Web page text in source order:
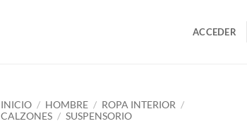
ACCEDER
INICIO / HOMBRE / ROPA INTERIOR /
CALZONES / SUSPENSORIO